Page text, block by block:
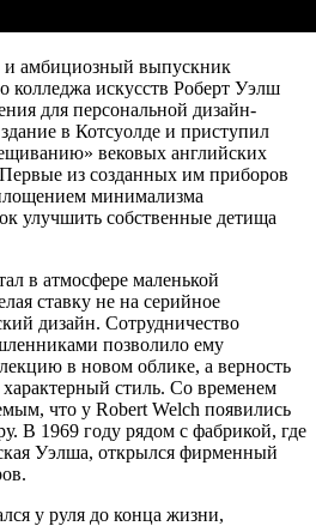
и амбициозный выпускник
колледжа искусств Роберт Уэлш
для персональной дизайн-
в Котсуолде и приступил
вековых английских
из созданных им приборов
минимализма
улучшить собственные детища
в атмосфере маленькой
ставку не на серийное
дизайн. Сотрудничество
позволило ему
в новом облике, а верность
стиль. Со временем
что у Robert Welch появились
В 1969 году рядом с фабрикой, где
Уэлша, открылся фирменный
у руля до конца жизни,